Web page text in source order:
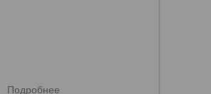
Подробнее